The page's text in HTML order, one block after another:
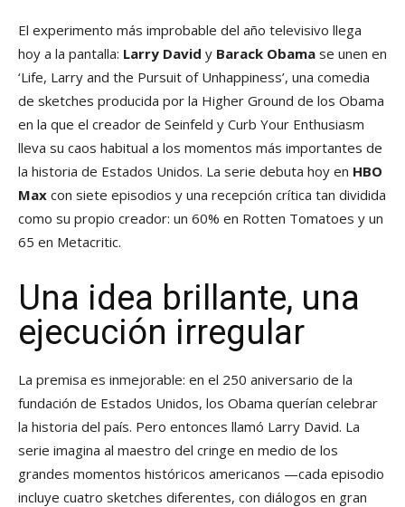
El experimento más improbable del año televisivo llega
hoy a la pantalla: Larry David y Barack Obama se unen en
‘Life, Larry and the Pursuit of Unhappiness’, una comedia
de sketches producida por la Higher Ground de los Obama
en la que el creador de Seinfeld y Curb Your Enthusiasm
lleva su caos habitual a los momentos más importantes de
la historia de Estados Unidos. La serie debuta hoy en HBO
Max con siete episodios y una recepción crítica tan dividida
como su propio creador: un 60% en Rotten Tomatoes y un
65 en Metacritic.
Una idea brillante, una
ejecución irregular
La premisa es inmejorable: en el 250 aniversario de la
fundación de Estados Unidos, los Obama querían celebrar
la historia del país. Pero entonces llamó Larry David. La
serie imagina al maestro del cringe en medio de los
grandes momentos históricos americanos —cada episodio
incluye cuatro sketches diferentes, con diálogos en gran